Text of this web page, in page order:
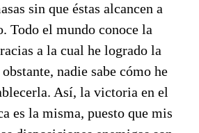
sin que éstas alcancen a
Todo el mundo conoce la
a la cual he logrado la
nadie sabe cómo he
Así, la victoria en el
es la misma, puesto que mis